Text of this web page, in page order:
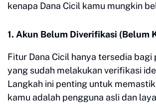
kenapa Dana Cicil kamu mungkin
1. Akun Belum Diverifikasi (Belum
Fitur Dana Cicil hanya tersedia bagi
yang sudah melakukan verifikasi
Langkah ini penting untuk
kamu adalah pengguna asli dan